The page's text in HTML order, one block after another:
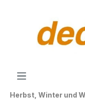
Herbst, Winter und